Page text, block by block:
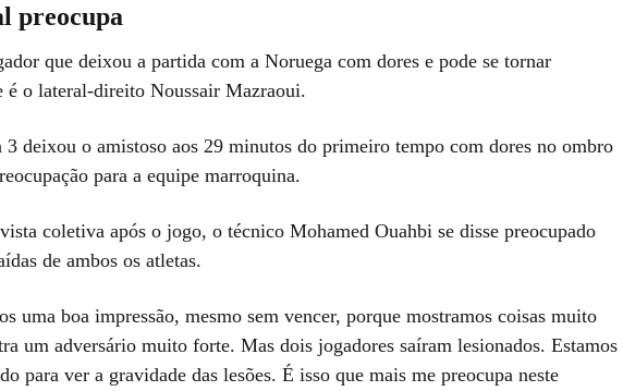
preocupa
que deixou a partida com a Noruega com dores e pode se tornar
é o lateral-direito Noussair Mazraoui.
3 deixou o amistoso aos 29 minutos do primeiro tempo com dores no ombro
para a equipe marroquina.
coletiva após o jogo, o técnico Mohamed Ouahbi se disse preocupado
de ambos os atletas.
uma boa impressão, mesmo sem vencer, porque mostramos coisas muito
um adversário muito forte. Mas dois jogadores saíram lesionados. Estamos
para ver a gravidade das lesões. É isso que mais me preocupa neste